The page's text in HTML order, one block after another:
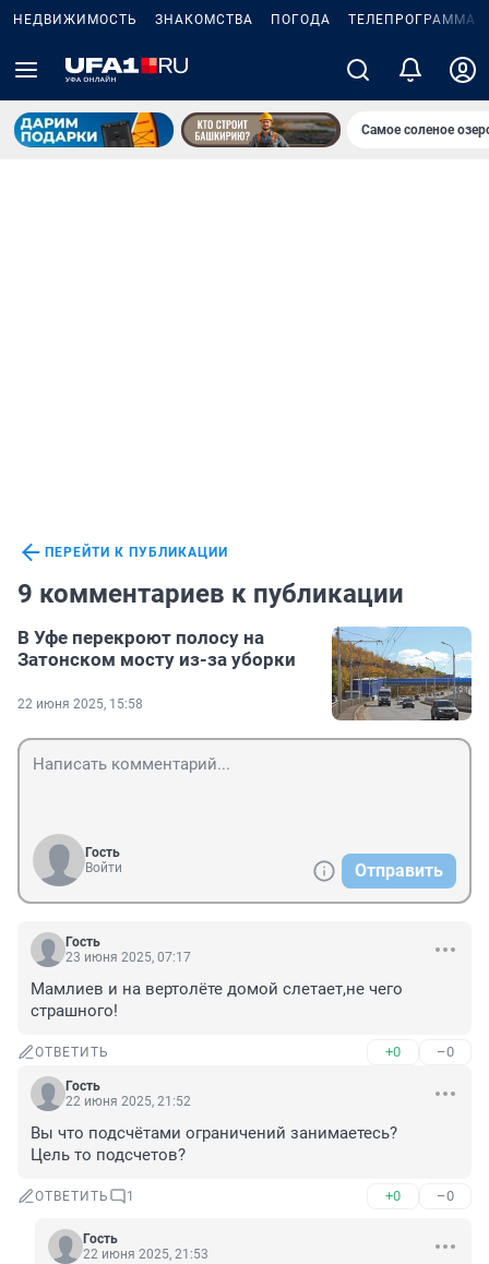
НЕДВИЖИМОСТЬ ЗНАКОМСТВА ПОГОДА ТЕЛЕПРОГРАММА
Самое соленое
ПЕРЕЙТИ К ПУБЛИКАЦИИ
9 комментариев к публикации
В Уфе перекроют полосу на
Затонском мосту из-за уборки
22 июня 2025, 15:58
Гость
Войти
Отправить
Гость
23 июня 2025, 07:17
Мамлиев и на вертолёте домой слетает,не чего
страшного!
ОТВЕТИТЬ +0 –0
Гость
22 июня 2025, 21:52
Вы что подсчётами ограничений занимаетесь?
Цель то подсчетов?
ОТВЕТИТЬ 1 +0 –0
Гость
22 июня 2025, 21:53